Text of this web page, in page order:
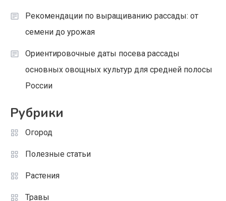
Рекомендации по выращиванию рассады: от
семени до урожая
Ориентировочные даты посева рассады
основных овощных культур для средней полосы
России
Рубрики
Огород
Полезные статьи
Растения
Травы